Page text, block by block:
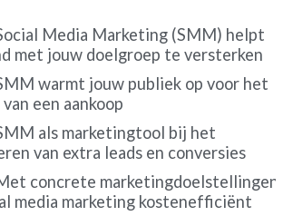
Media Marketing (SMM) helpt
met jouw doelgroep te versterken
warmt jouw publiek op voor het
van een aankoop
als marketingtool bij het
van extra leads en conversies
concrete marketingdoelstellingen
media marketing kostenefficiënt